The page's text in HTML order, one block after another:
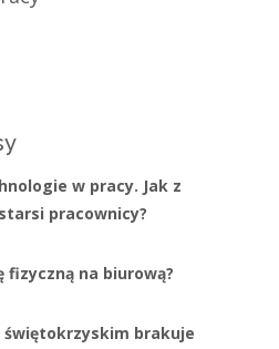
w pracy. Jak z
pracownicy?
fizyczną na biurową?
brakuje